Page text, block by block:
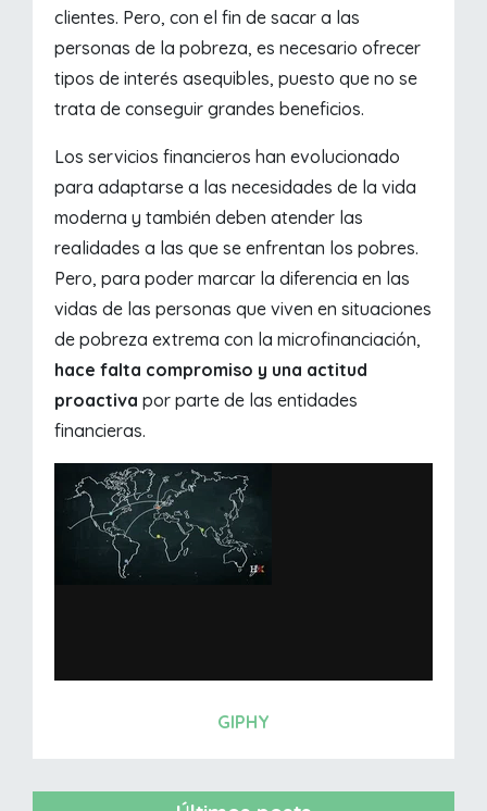
clientes. Pero, con el fin de sacar a las
personas de la pobreza, es necesario ofrecer
tipos de interés asequibles, puesto que no se
trata de conseguir grandes beneficios.
Los servicios financieros han evolucionado
para adaptarse a las necesidades de la vida
moderna y también deben atender las
realidades a las que se enfrentan los pobres.
Pero, para poder marcar la diferencia en las
vidas de las personas que viven en situaciones
de pobreza extrema con la microfinanciación,
hace falta compromiso y una actitud
proactivapor parte de las entidades
financieras.
GIPHY